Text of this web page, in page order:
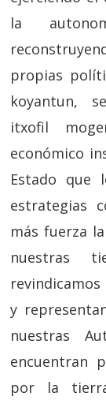
la
propias
koyantun,
itxofil
económico
Estado que
estrategias
más fuerza
nuestras
y
nuestras
encuentran
por la